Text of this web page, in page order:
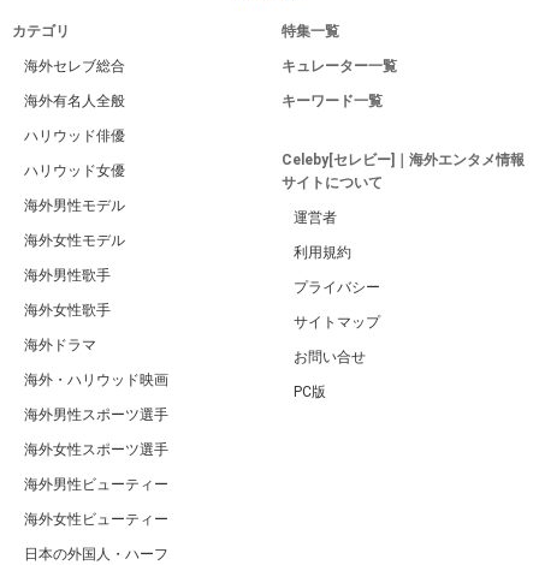
カテゴリ
海外セレブ総合
海外有名人全般
ハリウッド俳優
ハリウッド女優
海外男性モデル
海外女性モデル
海外男性歌手
海外女性歌手
海外ドラマ
海外・ハリウッド映画
海外男性スポーツ選手
海外女性スポーツ選手
海外男性ビューティー
海外女性ビューティー
日本の外国人・ハーフ
特集一覧
キュレーター一覧
キーワード一覧
Celeby[セレビー]｜海外エンタメ情報
サイトについて
運営者
利用規約
プライバシー
サイトマップ
お問い合せ
PC版